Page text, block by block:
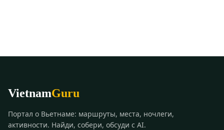
VietnamGuru
Портал о Вьетнаме: маршруты, места, ночлеги,
активности. Найди, собери, обсуди с AI.